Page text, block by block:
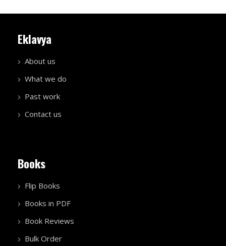
Eklavya
About us
What we do
Past work
Contact us
Books
Flip Books
Books in PDF
Book Reviews
Bulk Order